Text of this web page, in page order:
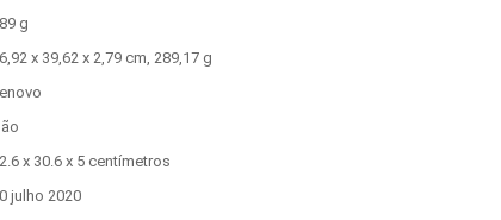
g
x 39,62 x 2,79 cm, 289,17 g
x 30.6 x 5 centímetros
julho 2020